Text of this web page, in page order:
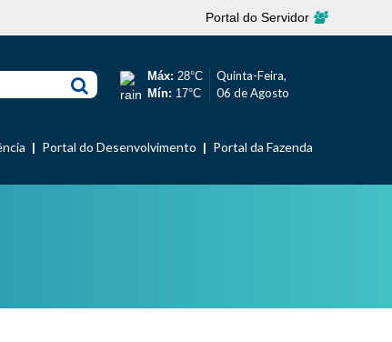
Portal do Servidor
Máx: 28°C
Mín: 17°C
Quinta-Feira,
06 de Agosto
Portal do Desenvolvimento Portal da Fazenda